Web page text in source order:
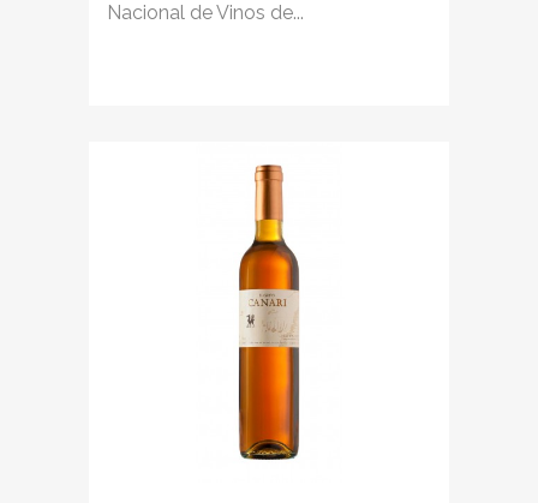
Nacional de Vinos de...